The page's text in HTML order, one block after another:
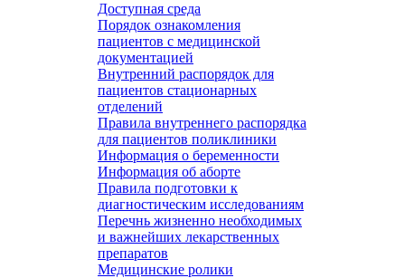
Доступная среда
Порядок ознакомления
пациентов с медицинской
документацией
Внутренний распорядок для
пациентов стационарных
отделений
Правила внутреннего распорядка
для пациентов поликлиники
Информация о беременности
Информация об аборте
Правила подготовки к
диагностическим исследованиям
Перечнь жизненно необходимых
и важнейших лекарственных
препаратов
Медицинские ролики